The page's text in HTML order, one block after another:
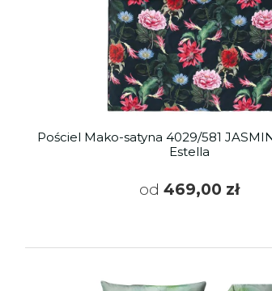
Pościel Mako-satyna 4029/581
Estella
od 469,00 zł